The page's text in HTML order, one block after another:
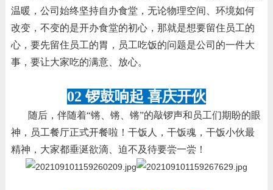
温暖，公司始终坚持自办食堂，无论物理空间、环境如何
改变，不变的是开办食堂的初心，那就是想要留住员工的
心，要先留住员工的胃，员工吃饭的问题是公司的一件大
事，要让大家吃的满意、放心。
02 锣鼓响起 喜庆开伙
随后，伴随着“锵、锵、锵”的敲锣声和员工们期盼的眼
神，员工餐厅正式开餐啦！干饭人，干饭魂，干饭小伙最
精神，大家都垂涎欲滴、迫不及待要尝一尝！